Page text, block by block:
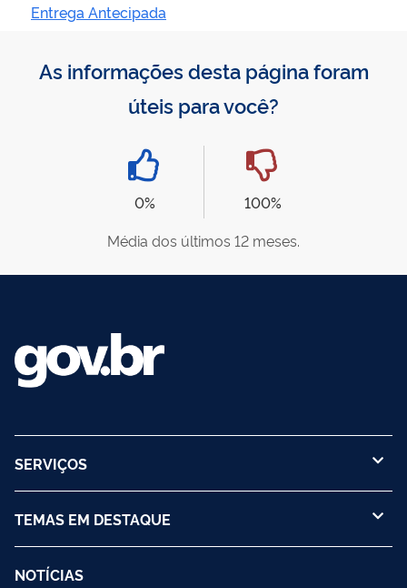
Entrega Antecipada
As informações desta página foram
úteis para você?
0%
100%
Média dos últimos 12 meses.
SERVIÇOS
TEMAS EM DESTAQUE
NOTÍCIAS